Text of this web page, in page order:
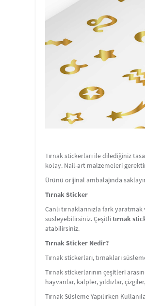
Tırnak stickerları ile dilediğiniz
kolay. Nail-art malzemeleri
Ürünü orijinal ambalajında
Tırnak Sticker
Canlı tırnaklarınızla fark
süsleyebilirsiniz. Çeşitlitırnak
atabilirsiniz.
Tırnak Sticker Nedir?
Tırnak stickerları, tırnakları
Tırnak stickerlarının çeşitleri
hayvanlar, kalpler, yıldızlar,
Tırnak Süsleme Yapılırken